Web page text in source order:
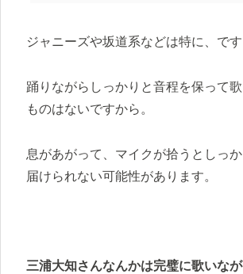
ジャニーズや坂道系などは特に、です
踊りながらしっかりと音程を保って
ものはないですから。
息があがって、マイクが拾うとしっ
届けられない可能性があります。
三浦大知さんなんかは完璧に歌いな